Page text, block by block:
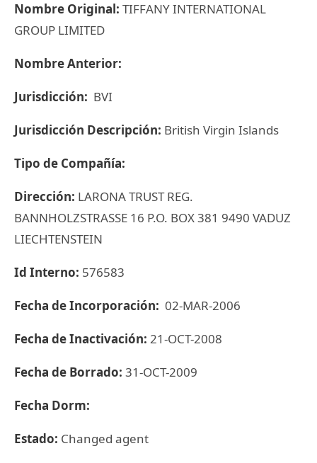
Nombre Original: TIFFANY INTERNATIONAL
GROUP LIMITED
Nombre Anterior:
Jurisdicción: BVI
Jurisdicción Descripción: British Virgin Islands
Tipo de Compañía:
Dirección: LARONA TRUST REG.
BANNHOLZSTRASSE 16 P.O. BOX 381 9490 VADUZ
LIECHTENSTEIN
Id Interno: 576583
Fecha de Incorporación: 02-MAR-2006
Fecha de Inactivación: 21-OCT-2008
Fecha de Borrado: 31-OCT-2009
Fecha Dorm:
Estado: Changed agent